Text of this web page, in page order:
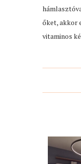
őket, akkor
vitaminos